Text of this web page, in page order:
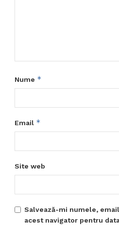
Nume *
Email *
Site web
Salvează-mi numele,
acest navigator pentru